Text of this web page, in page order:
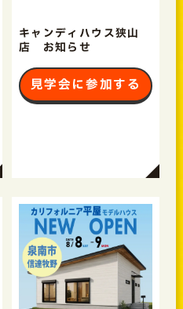
キャンディハウス狭山
店 お知らせ
見学会に参加する